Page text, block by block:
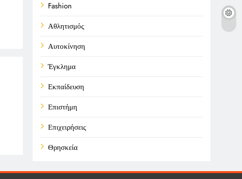
Fashion
Αθλητισμός
Αυτοκίνηση
Έγκλημα
Εκπαίδευση
Επιστήμη
Επιχειρήσεις
Θρησκεία